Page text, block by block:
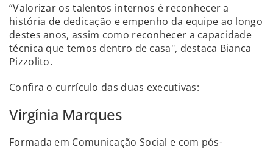
“Valorizar os talentos internos é reconhecer a
história de dedicação e empenho da equipe ao longo
destes anos, assim como reconhecer a capacidade
técnica que temos dentro de casa", destaca Bianca
Pizzolito.
Confira o currículo das duas executivas:
Virgínia Marques
Formada em Comunicação Social e com pós-